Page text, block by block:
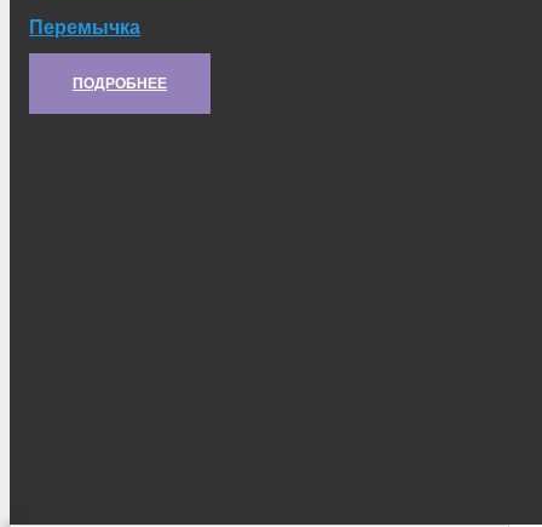
Перемычка
Артикул:6.50.130
ПОДРОБНЕЕ